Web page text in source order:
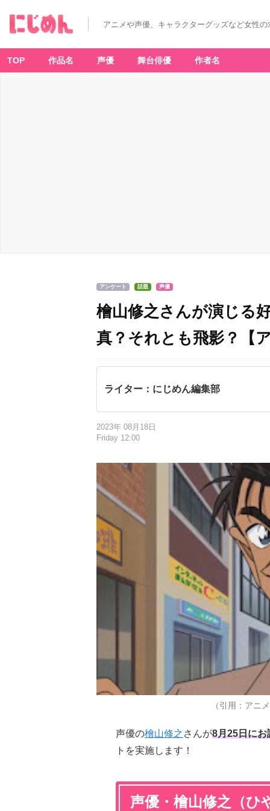
アニメや声優、キャラクターグッズなど女性
TOP 作品名 声優 舞台俳優 作者名
アンケート 話題 声優
檜山修之さんが演じる
真？それとも飛影？【
ライター：にじめん編集部
2023年 08月18日
Friday 12:00
（引用：アニ
声優の檜山修之 さんが8月25日にお
トを実施します！
声優・檜山修之（ひ